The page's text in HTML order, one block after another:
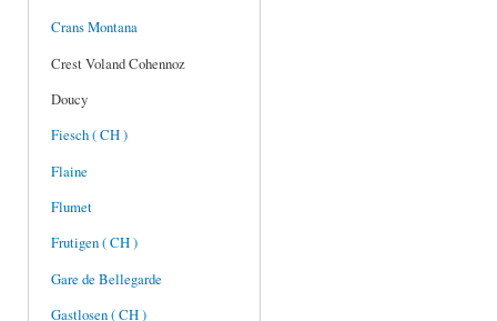
Crans Montana
Crest Voland Cohennoz
Doucy
Fiesch ( CH )
Flaine
Flumet
Frutigen ( CH )
Gare de Bellegarde
Gastlosen ( CH )